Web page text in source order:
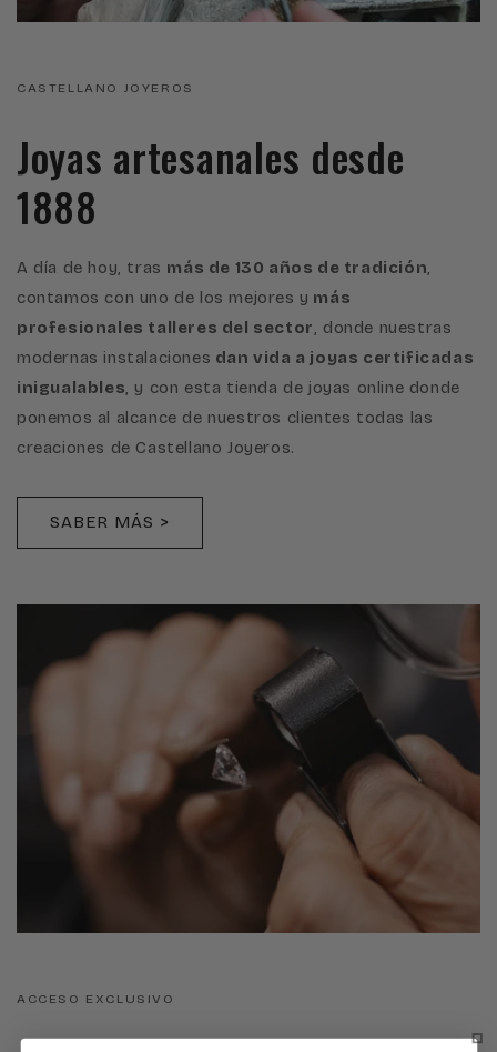
CASTELLANO JOYEROS
Joyas artesanales desde
1888
A día de hoy, tras más de 130 años de tradición,
contamos con uno de los mejores y más
profesionales talleres del sector, donde nuestras
modernas instalaciones dan vida a joyas certificadas
inigualables, y con esta tienda de joyas online donde
ponemos al alcance de nuestros clientes todas las
creaciones de Castellano Joyeros.
SABER MÁS >
ACCESO EXCLUSIVO